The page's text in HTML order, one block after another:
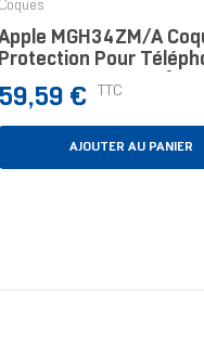
Coques
MGH34ZM/A
Protection Pour
Portables 16,5 Cm (6.5")
Housse Translucide,
Prix
59,59 € TTC
AJOUTER AU PANIER